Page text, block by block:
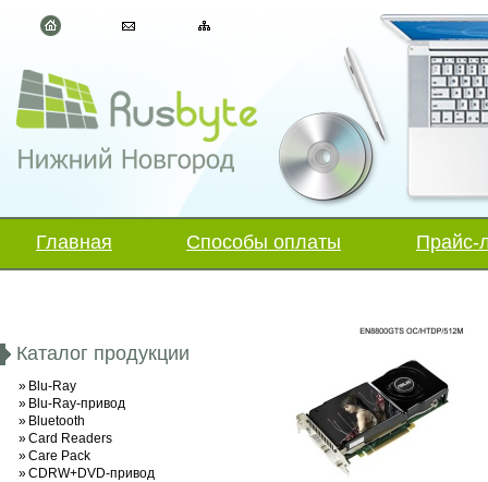
Главная Способы оплаты Прайс-
Каталог продукции
» Blu-Ray
» Blu-Ray-привод
» Bluetooth
»Card Readers
»Care Pack
»CDRW+DVD-привод